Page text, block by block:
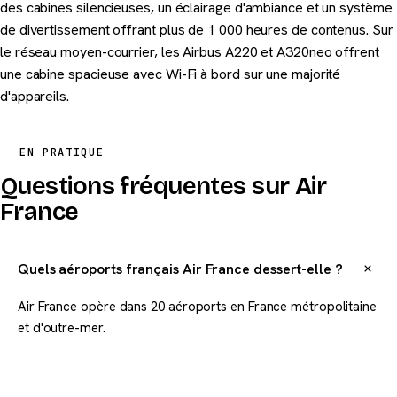
des cabines silencieuses, un éclairage d'ambiance et un système
de divertissement offrant plus de 1 000 heures de contenus. Sur
le réseau moyen-courrier, les Airbus A220 et A320neo offrent
une cabine spacieuse avec Wi-Fi à bord sur une majorité
d'appareils.
EN PRATIQUE
Questions fréquentes sur Air
France
Quels aéroports français Air France dessert-elle ?
Air France opère dans 20 aéroports en France métropolitaine
et d'outre-mer.